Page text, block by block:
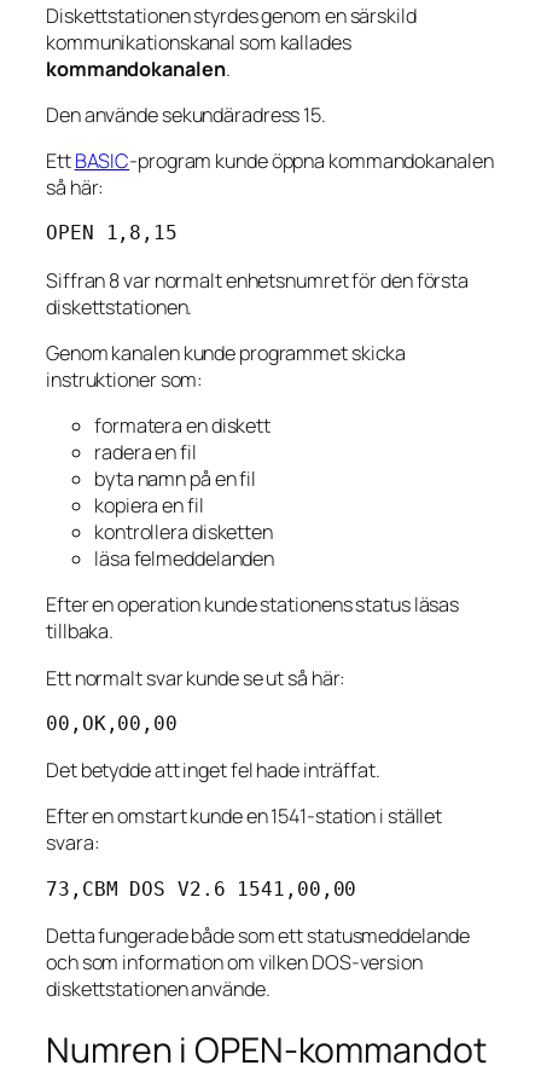
Diskettstationen styrdes genom en särskild
kommunikationskanal som kallades
kommandokanalen.
Den använde sekundäradress 15.
EttBASIC-program kunde öppna kommandokanalen
så här:
OPEN 1,8,15
Siffran 8 var normalt enhetsnumret för den första
diskettstationen.
Genom kanalen kunde programmet skicka
instruktioner som:
formatera en diskett
radera en fil
byta namn på en fil
kopiera en fil
kontrollera disketten
läsa felmeddelanden
Efter en operation kunde stationens status läsas
tillbaka.
Ett normalt svar kunde se ut så här:
00,OK,00,00
Det betydde att inget fel hade inträffat.
Efter en omstart kunde en 1541-station i stället
svara:
73,CBM DOS V2.6 1541,00,00
Detta fungerade både som ett statusmeddelande
och som information om vilken DOS-version
diskettstationen använde.
Numren i OPEN-kommandot